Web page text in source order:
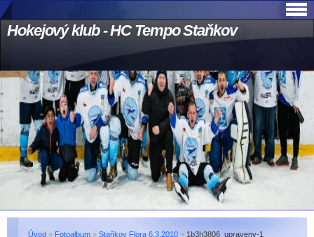
Hokejový klub - HC Tempo Staňkov
Úvod » Fotoalbum » Staňkov Flora 6.3.2010 » 1b3h3806_upraveny-1